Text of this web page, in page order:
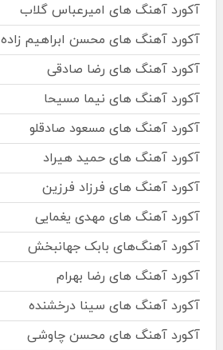
آکورد آهنگ های امیرعباس گلاب
آکورد آهنگ های محسن ابراهیم زاده
آکورد آهنگ های رضا صادقی
آکورد آهنگ های نیما مسیحا
آکورد آهنگ های مسعود صادقلو
آکورد آهنگ های حمید هیراد
آکورد آهنگ های فرزاد فرزین
آکورد آهنگ های مهدی یغمایی
آکورد آهنگ‌های بابک جهانبخش
آکورد آهنگ های رضا بهرام
آکورد آهنگ های سینا درخشنده
آکورد آهنگ های محسن چاوشی